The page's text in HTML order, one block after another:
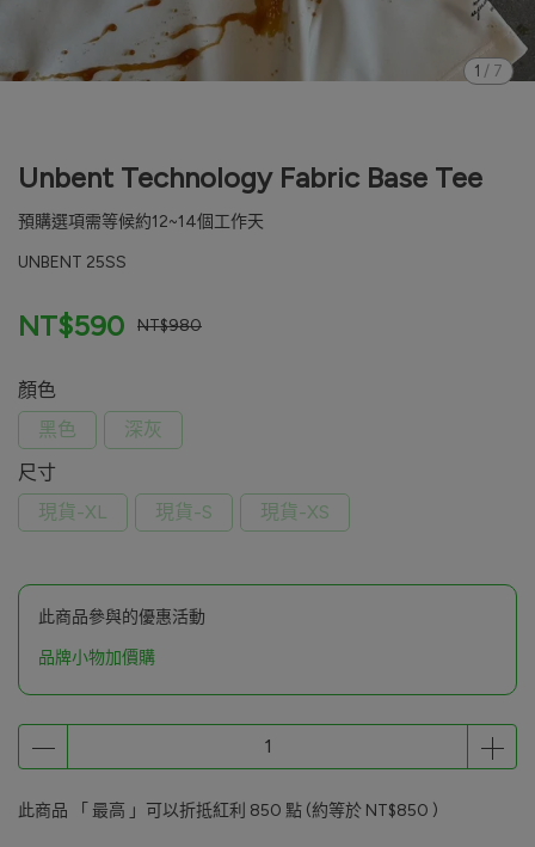
1 / 7
Unbent Technology Fabric Base Tee
預購選項需等候約12~14個工作天
UNBENT 25SS
NT$590 NT$980
顏色
黑色
深灰
尺寸
現貨-XL
現貨-S 現貨-XS
此商品參與的優惠活動
品牌小物加價購
此商品 「 最高 」可以折抵紅利 850 點 (約等於 NT$850 )